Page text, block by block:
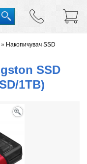
» Накопичувач SSD
SSD
1TB)